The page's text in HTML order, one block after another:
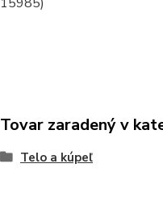
Tovar zaradený v
Telo a kúpeľ